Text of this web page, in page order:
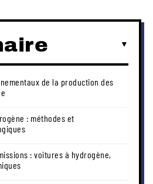
de la production des
: méthodes et
: voitures à hydrogène,